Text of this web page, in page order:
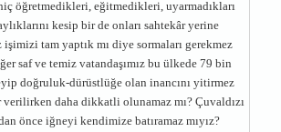
öğretmedikleri, eğitmedikleri, uyarmadıkları
kesip bir de onları sahtekâr yerine
tam yaptık mı diye sormaları gerekmez
saf ve temiz vatandaşımız bu ülkede 79 bin
doğruluk-dürüstlüğe olan inancını yitirmez
daha dikkatli olunamaz mı? Çuvaldızı
önce iğneyi kendimize batıramaz mıyız?